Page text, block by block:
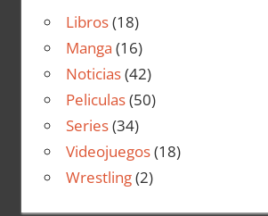
Libros(18)
Manga (16)
Noticias(42)
Peliculas(50)
Series(34)
Videojuegos(18)
Wrestling(2)